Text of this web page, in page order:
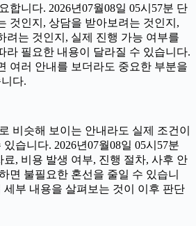
합니다. 2026년07월08일 05시57분 단
것인지, 상담을 받아보려는 것인지,
려는 것인지, 실제 진행 가능 여부를
라 필요한 내용이 달라질 수 있습니다.
여러 안내를 보더라도 중요한 부분을
다.
비슷해 보이는 안내라도 실제 조건이
습니다. 2026년07월08일 05시57분
, 비용 발생 여부, 진행 절차, 사후 안
면 불필요한 혼선을 줄일 수 있습니
세부 내용을 살펴보는 것이 이후 판단